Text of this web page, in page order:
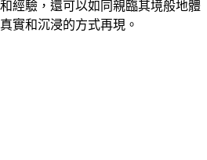
經驗，還可以如同親臨其境般地體
實和沉浸的方式再現。